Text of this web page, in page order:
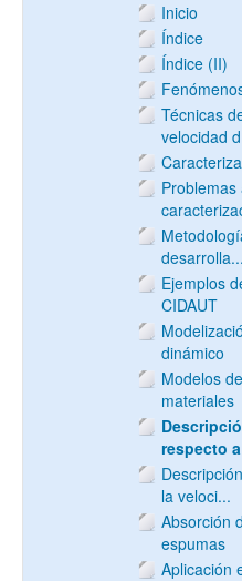
Inicio
Índice
Índice (II)
Técnicas
velocidad
desarrolla...
Ejemplos
CIDAUT
dinámico
Modelos
materiales
respecto
la veloci...
Absorción
espumas
Aplicación